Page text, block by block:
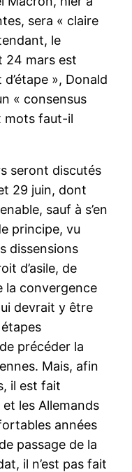
sera « claire
le
24 mars est
», Donald
« consensus
mots faut-il
seront discutés
29 juin, dont
sauf à s’en
principe, vu
dissensions
d’asile, de
la convergence
devrait y être
précéder la
Mais, afin
il est fait
les Allemands
années
passage de la
il n’est pas fait